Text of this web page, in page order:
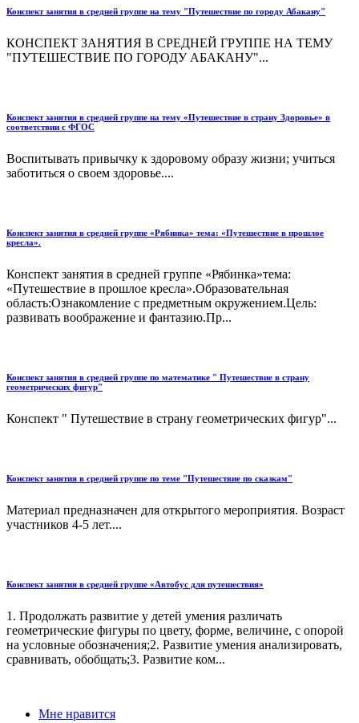
Конспект занятия в средней группе на тему "Путешествие по городу Абакану"
КОНСПЕКТ ЗАНЯТИЯ В СРЕДНЕЙ ГРУППЕ НА ТЕМУ
"ПУТЕШЕСТВИЕ ПО ГОРОДУ АБАКАНУ"...
Конспект занятия в средней группе на тему «Путешествие в страну Здоровье» в
соответствии с ФГОС
Воспитывать привычку к здоровому образу жизни; учиться
заботиться о своем здоровье....
Конспект занятия в средней группе «Рябинка» тема: «Путешествие в прошлое
кресла».
Конспект занятия в средней группе «Рябинка»тема:
«Путешествие в прошлое кресла».Образовательная
область:Ознакомление с предметным окружением.Цель:
развивать воображение и фантазию.Пр...
Конспект занятия в средней группе по математике " Путешествие в страну
геометрических фигур"
Конспект " Путешествие в страну геометрических фигур"...
Конспект занятия в средней группе по теме "Путешествие по сказкам"
Материал предназначен для открытого мероприятия. Возраст
участников 4-5 лет....
Конспект занятия в средней группе «Автобус для путешествия»
1. Продолжать развитие у детей умения различать
геометрические фигуры по цвету, форме, величине, с опорой
на условные обозначения;2. Развитие умения анализировать,
сравнивать, обобщать;3. Развитие ком...
Мне нравится